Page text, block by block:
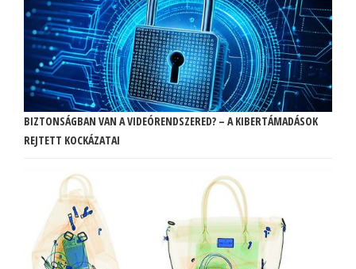
BIZTONSÁGBAN VAN A VIDEÓRENDSZERED? – A KIBERTÁMADÁSOK
REJTETT KOCKÁZATAI